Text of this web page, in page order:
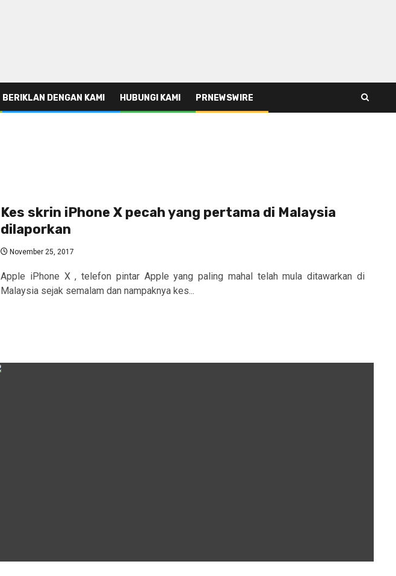
BERIKLAN DENGAN KAMI HUBUNGI KAMI PRNEWSWIRE
Kes skrin iPhone X pecah yang pertama di Malaysia
dilaporkan
November 25, 2017
Apple iPhone X , telefon pintar Apple yang paling mahal telah mula ditawarkan di
Malaysia sejak semalam dan nampaknya kes...